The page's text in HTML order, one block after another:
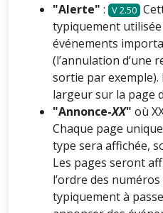
"Alerte" : 2.50
typiquement
événements
(l’annulation d’une
sortie par exemple).
largeur sur la page
"Annonce-XX" où
Chaque page
type sera affichée,
Les pages seront
l’ordre des numéros
typiquement à